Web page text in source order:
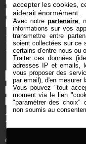
accepter les cookies,
aiderait énormément.
Avec notrepartenaire ,
informations sur vos
transmettre entre
soient collectées sur ce
certains d'entre nous ou
Traiter ces données
adresses IP et emails,
vous proposer des
par email), d'en mesurer
Vous pouvez "tout
moment via le lien
"paramétrer des choix"
non soumis au